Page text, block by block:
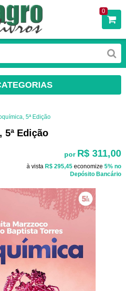
0
5ª Edição
Edição
por R$ 311,00
à vista R$ 295,45 economize 5% no
Depósito Bancário